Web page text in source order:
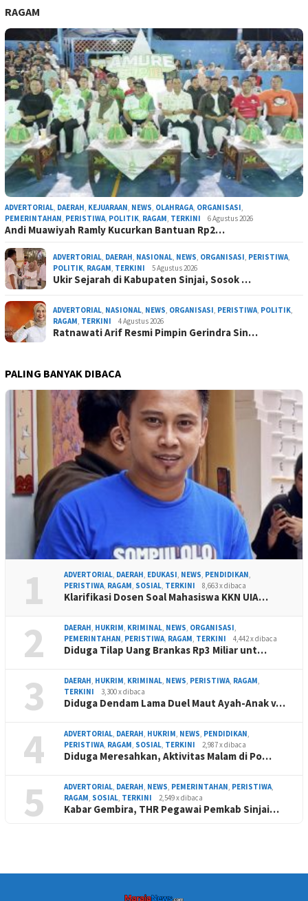
RAGAM
ADVERTORIAL, DAERAH, KEJUARAAN, NEWS, OLAHRAGA, ORGANISASI,
PEMERINTAHAN, PERISTIWA, POLITIK, RAGAM, TERKINI 6 Agustus 2026
Andi Muawiyah Ramly Kucurkan Bantuan Rp2…
ADVERTORIAL, DAERAH, NASIONAL, NEWS, ORGANISASI, PERISTIWA,
POLITIK, RAGAM, TERKINI 5 Agustus 2026
Ukir Sejarah di Kabupaten Sinjai, Sosok …
ADVERTORIAL, NASIONAL, NEWS, ORGANISASI, PERISTIWA, POLITIK,
RAGAM, TERKINI 4 Agustus 2026
Ratnawati Arif Resmi Pimpin Gerindra Sin…
PALING BANYAK DIBACA
1 ADVERTORIAL, DAERAH, EDUKASI, NEWS, PENDIDIKAN,
PERISTIWA, RAGAM, SOSIAL, TERKINI 8,663 x dibaca
Klarifikasi Dosen Soal Mahasiswa KKN UIA…
2 DAERAH, HUKRIM, KRIMINAL, NEWS, ORGANISASI,
PEMERINTAHAN, PERISTIWA, RAGAM, TERKINI 4,442 x dibaca
Diduga Tilap Uang Brankas Rp3 Miliar unt…
3 DAERAH, HUKRIM, KRIMINAL, NEWS, PERISTIWA, RAGAM,
TERKINI
3,300 x dibaca
Diduga Dendam Lama Duel Maut Ayah-Anak v…
4 ADVERTORIAL, DAERAH, HUKRIM, NEWS, PENDIDIKAN,
PERISTIWA, RAGAM, SOSIAL, TERKINI 2,987 x dibaca
Diduga Meresahkan, Aktivitas Malam di Po…
5 ADVERTORIAL, DAERAH, NEWS, PEMERINTAHAN, PERISTIWA,
RAGAM, SOSIAL, TERKINI 2,549 x dibaca
Kabar Gembira, THR Pegawai Pemkab Sinjai…